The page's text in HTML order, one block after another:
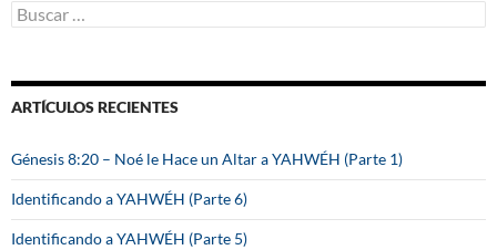
B
u
a
r
ARTÍCULOS RECIENTES
Génesis 8:20 – Noé le Hace un Altar a YAHWÉH (Parte 1)
Identificando a YAHWÉH (Parte 6)
Identificando a YAHWÉH (Parte 5)